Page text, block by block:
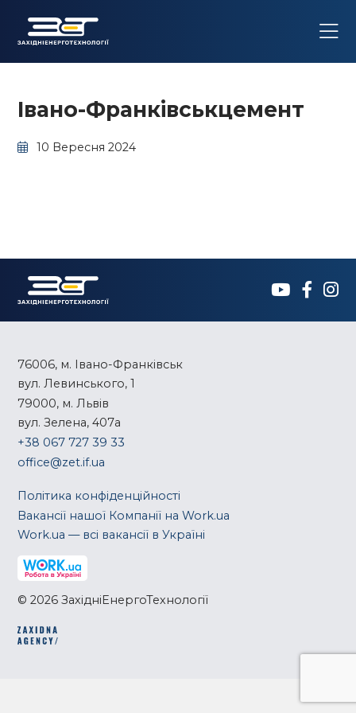
Івано-Франківськцемент
10 Вересня 2024
76006, м. Івано-Франківськ
вул. Левинського, 1
79000, м. Львів
вул. Зелена, 407а
+38 067 727 39 33
office@zet.if.ua
Політика конфіденційності
Вакансії нашої Компанії на Work.ua
Work.ua — всі вакансії в Україні
© 2026 ЗахідніЕнергоТехнології